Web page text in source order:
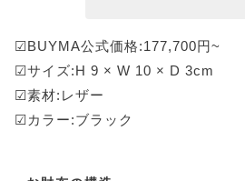
☑BUYMA公式価格:177,700円~
☑サイズ:H 9 × W 10 × D 3cm
☑素材:レザー
☑カラー:ブラック